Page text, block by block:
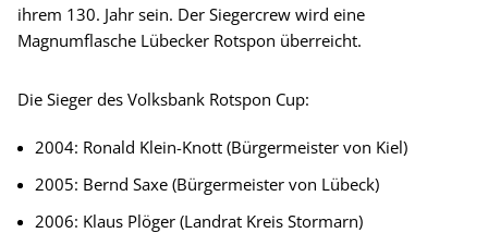
ihrem 130. Jahr sein. Der Siegercrew wird eine
Magnumflasche Lübecker Rotspon überreicht.
Die Sieger des Volksbank Rotspon Cup:
2004: Ronald Klein-Knott (Bürgermeister von Kiel)
2005: Bernd Saxe (Bürgermeister von Lübeck)
2006: Klaus Plöger (Landrat Kreis Stormarn)